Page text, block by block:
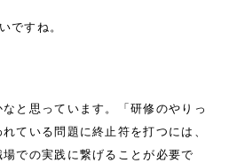
ですね。
と思っています。「研修のやりっ
ている問題に終止符を打つには、
での実践に繋げることが必要で